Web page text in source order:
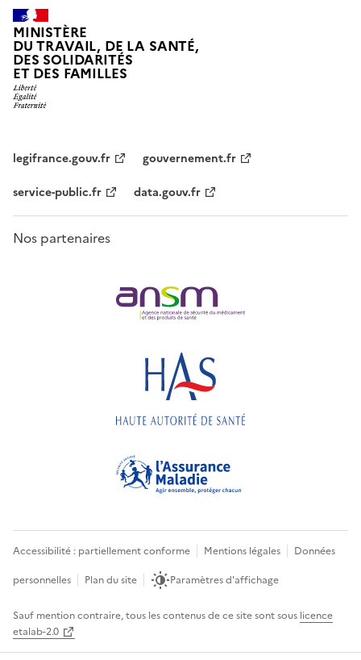
MINISTÈRE
DU TRAVAIL, DE LA SANTÉ,
DES SOLIDARITÉS
ET DES FAMILLES
legifrance.gouv.fr
gouvernement.fr
service-public.fr
data.gouv.fr
Nos partenaires
Accessibilité : partiellement conforme Mentions légales
Données
personnelles
Plan du site Paramètres d'affichage
Sauf mention contraire, tous les contenus de ce site sont sous licence
etalab-2.0